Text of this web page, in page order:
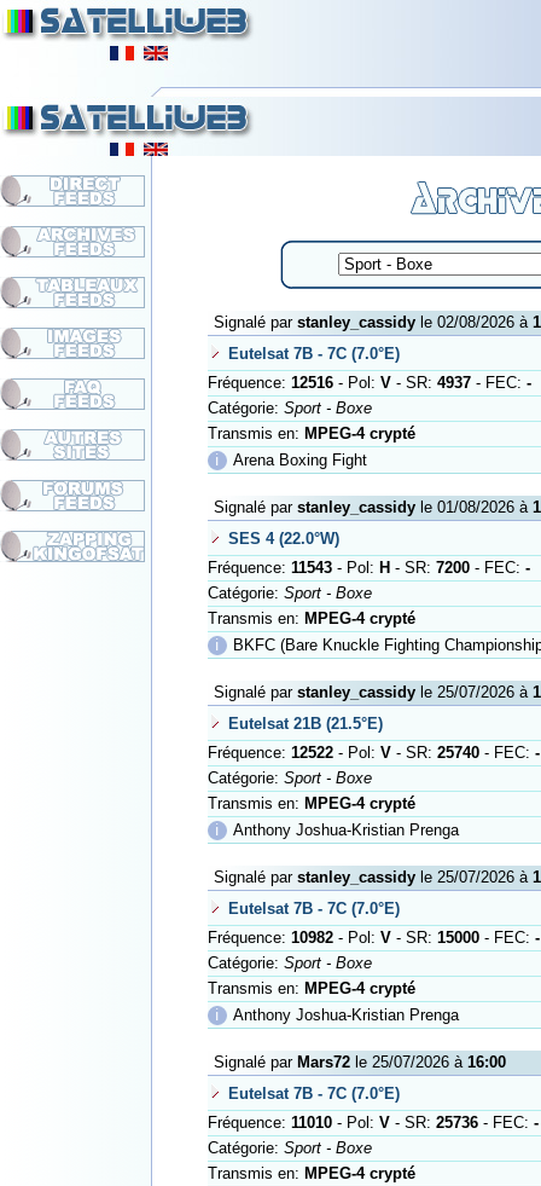
Signalé par stanley_cassidyle 02/08/2026 à
Eutelsat 7B - 7C (7.0°E)
Fréquence: 12516- Pol: V- SR: 4937- FEC: -
Catégorie: Sport - Boxe
Transmis en: MPEG-4 crypté
ℹ
Arena Boxing Fight
Signalé par stanley_cassidyle 01/08/2026 à
SES 4 (22.0°W)
Fréquence: 11543- Pol: H - SR: 7200- FEC: -
Catégorie: Sport - Boxe
Transmis en: MPEG-4 crypté
ℹ
BKFC (Bare Knuckle Fighting
Signalé par stanley_cassidyle 25/07/2026 à
Eutelsat 21B (21.5°E)
Fréquence: 12522- Pol: V- SR: 25740- FEC: -
Catégorie: Sport - Boxe
Transmis en: MPEG-4 crypté
ℹ
Anthony Joshua-Kristian Prenga
Signalé par stanley_cassidyle 25/07/2026 à
Eutelsat 7B - 7C (7.0°E)
Fréquence: 10982- Pol: V- SR: 15000- FEC: -
Catégorie: Sport - Boxe
Transmis en: MPEG-4 crypté
ℹ
Anthony Joshua-Kristian Prenga
Signalé par Mars72le 25/07/2026 à 16:00
Eutelsat 7B - 7C (7.0°E)
Fréquence: 11010- Pol: V- SR: 25736- FEC: -
Catégorie: Sport - Boxe
Transmis en: MPEG-4 crypté